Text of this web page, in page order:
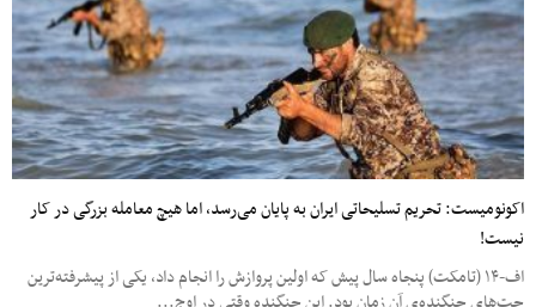
اکونومیست: تحریم تسلیحاتی ایران به پایان می‌رسد، اما هیچ معامله بزرگی در کار
نیست!
اف-۱۴ (تامکت) پنجاه سال پیش که اولین پروازش را انجام داد، یکی از پیشرفته‌ترین